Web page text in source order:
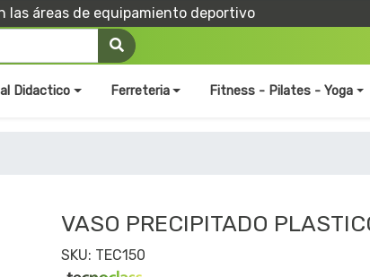
las áreas de equipamiento deportivo
Didactico Ferreteria Fitness - Pilates - Yoga
VASO PRECIPITADO
SKU: TEC150